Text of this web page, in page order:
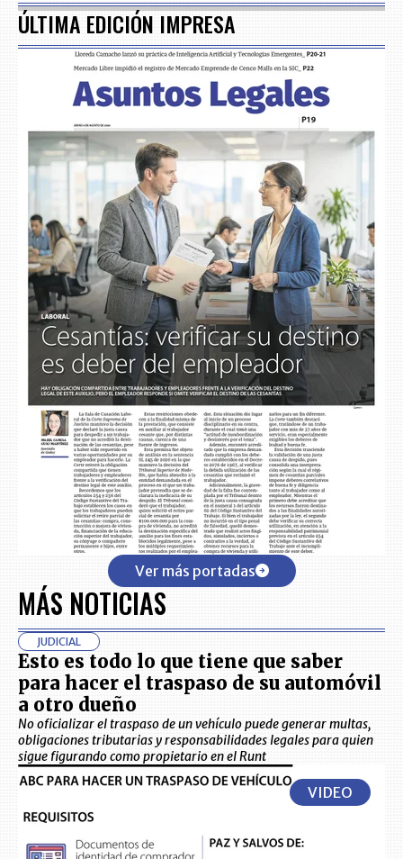
ÚLTIMA EDICIÓN IMPRESA
Ver más portadas
MÁS NOTICIAS
JUDICIAL
Esto es todo lo que tiene que saber
para hacer el traspaso de su automóvil
a otro dueño
No oficializar el traspaso de un vehículo puede generar multas,
obligaciones tributarias y responsabilidades legales para quien
sigue figurando como propietario en el Runt
VIDEO